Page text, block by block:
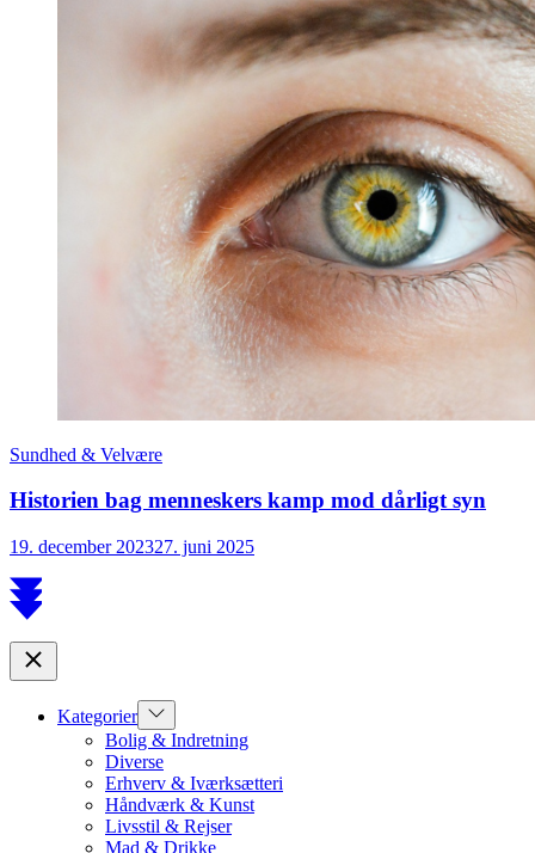
Sundhed & Velvære
Historien bag menneskers kamp mod dårligt syn
19. december 202327. juni 2025
Scroll
to
Close
Kategorier Show
sub
menu
Bolig & Indretning
Diverse
Erhverv & Iværksætteri
Håndværk & Kunst
Livsstil & Rejser
Mad & Drikke